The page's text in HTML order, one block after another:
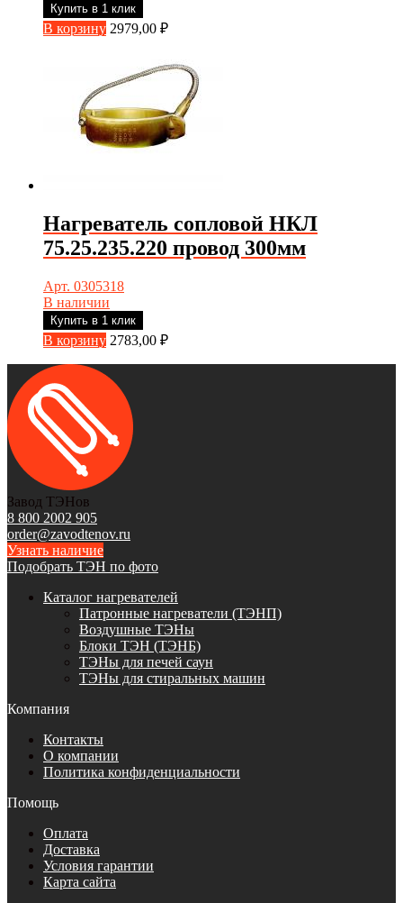
Купить в 1 клик
В корзину 2979,00 ₽
Нагреватель сопловой НКЛ
75.25.235.220 провод 300мм
Арт. 0305318
В наличии
Купить в 1 клик
В корзину 2783,00 ₽
Завод ТЭНов
8 800 2002 905
order@zavodtenov.ru
Узнать наличие
Подобрать ТЭН по фото
Каталог нагревателей
Патронные нагреватели (ТЭНП)
Воздушные ТЭНы
Блоки ТЭН (ТЭНБ)
ТЭНы для печей саун
ТЭНы для стиральных машин
Компания
Контакты
О компании
Политика конфиденциальности
Помощь
Оплата
Доставка
Условия гарантии
Карта сайта